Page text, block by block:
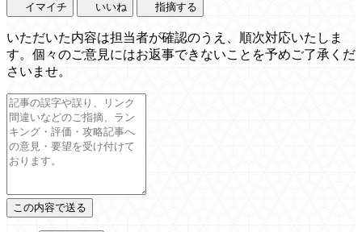
イマイチ いいね 指摘する
いただいた内容は担当者が確認のうえ、順次対応いたしま
す。個々のご意見にはお返事できないことを予めご了承くだ
さいませ。